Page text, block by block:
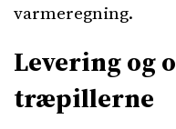
varmeregning.
Levering og
træpillerne